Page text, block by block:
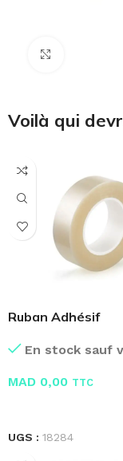
Voilà qui
Ruban Adhésif
En stock sauf
MAD 0,00 TTC
UGS : 18284